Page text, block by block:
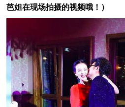
芭姐在现场拍摄的视频哦！）